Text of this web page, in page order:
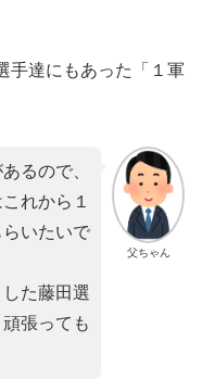
手達にもあった「１軍
父ちゃん
るので、
れから１
いたいで
た藤田選
張っても